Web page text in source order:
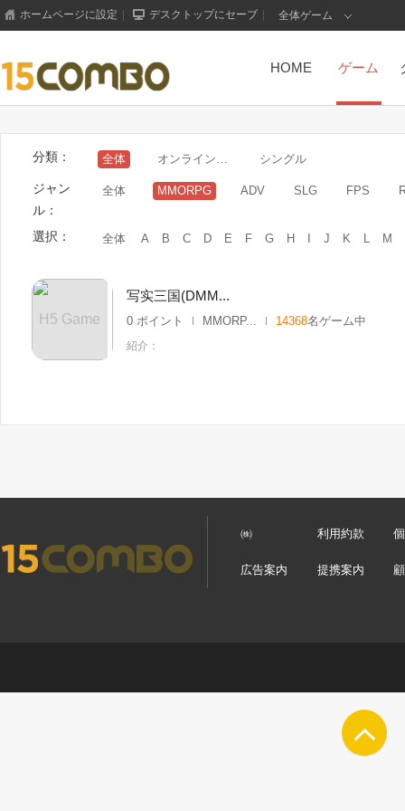
ホームページに設定 デスクトップにセーブ 全体ゲーム
HOME ゲーム
分類： 全体 シングル
ジャン
ル：
全体 MMORPG ADV SLG FPS
選択： 全体 A B C D E F G H I J K L M
H5 Game
写实三国(DMM...
0 ポイント MMORP... 14368名ゲーム中
紹介：
㈱ 利用約款
広告案内 提携案内